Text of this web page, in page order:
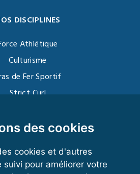
des cookies
cookies et d'autres
suivi pour améliorer votre
DISCIPLINES
Athlétique
Culturisme
de Fer Sportif
Strict Curl
Kettlebell